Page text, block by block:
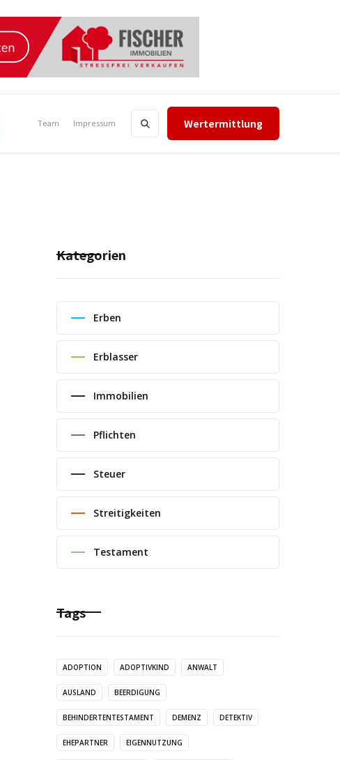
Team Impressum Wertermittlung
Kategorien
Erben
Erblasser
Immobilien
Pflichten
Steuer
Streitigkeiten
Testament
Tags
ADOPTION ADOPTIVKIND ANWALT
AUSLAND BEERDIGUNG
BEHINDERTENTESTAMENT DEMENZ DETEKTIV
EHEPARTNER EIGENNUTZUNG